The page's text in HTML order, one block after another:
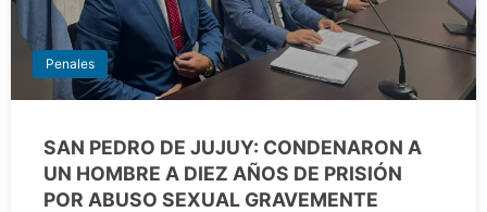
Penales
SAN PEDRO DE JUJUY: CONDENARON A
UN HOMBRE A DIEZ AÑOS DE PRISIÓN
POR ABUSO SEXUAL GRAVEMENTE